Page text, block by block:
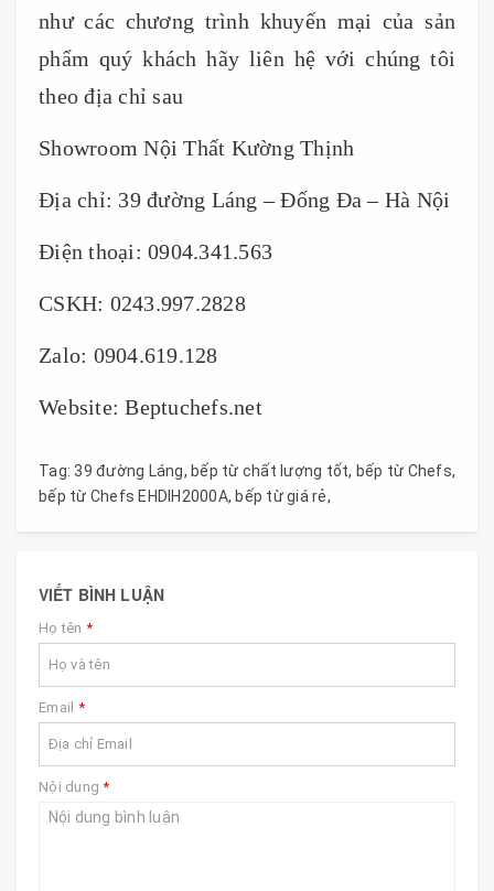
như các chương trình khuyến mại của sản
phẩm quý khách hãy liên hệ với chúng tôi
theo địa chỉ sau
Showroom Nội Thất Kường Thịnh
Địa chỉ: 39 đường Láng – Đống Đa – Hà Nội
Điện thoại: 0904.341.563
CSKH: 0243.997.2828
Zalo: 0904.619.128
Website: Beptuchefs.net
Tag: 39 đường Láng, bếp từ chất lượng tốt, bếp từ Chefs,
bếp từ Chefs EHDIH2000A,bếp từ giá rẻ,
VIẾT BÌNH LUẬN
Họ tên *
Email *
Nội dung*